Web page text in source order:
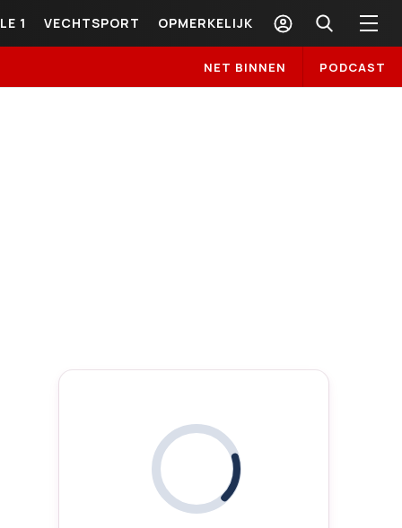
1 VECHTSPORT OPMERKELIJK
NET BINNEN PODCAST